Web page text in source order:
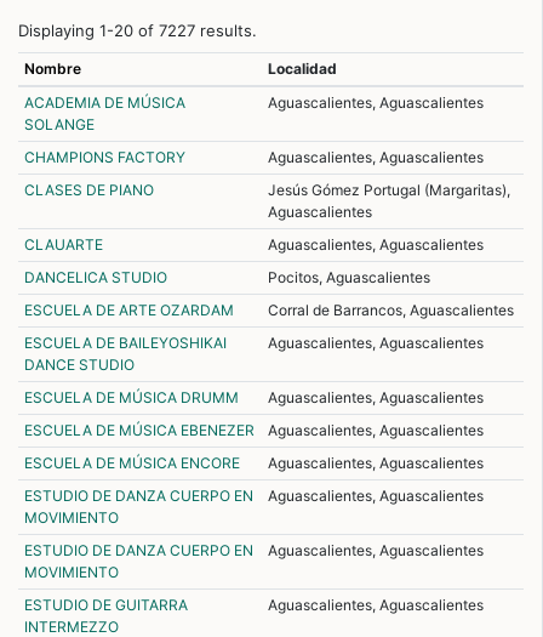
Displaying 1-20 of 7227 results.
Nombre
Localidad
ACADEMIA DE MÚSICA
SOLANGE
Aguascalientes, Aguascalientes
CHAMPIONS FACTORY
Aguascalientes, Aguascalientes
CLASES DE PIANO
Jesús Gómez Portugal (Margaritas),
Aguascalientes
CLAUARTE
Aguascalientes, Aguascalientes
DANCELICA STUDIO
Pocitos, Aguascalientes
ESCUELA DE ARTE OZARDAM
Corral de Barrancos, Aguascalientes
ESCUELA DE BAILEYOSHIKAI
DANCE STUDIO
Aguascalientes, Aguascalientes
ESCUELA DE MÚSICA DRUMM
Aguascalientes, Aguascalientes
ESCUELA DE MÚSICA EBENEZER
Aguascalientes, Aguascalientes
ESCUELA DE MÚSICA ENCORE
Aguascalientes, Aguascalientes
ESTUDIO DE DANZA CUERPO EN
MOVIMIENTO
Aguascalientes, Aguascalientes
ESTUDIO DE DANZA CUERPO EN
MOVIMIENTO
Aguascalientes, Aguascalientes
ESTUDIO DE GUITARRA
INTERMEZZO
Aguascalientes, Aguascalientes